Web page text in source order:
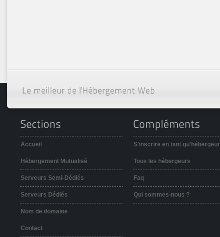
Accueil
Hébergement Mutualisé
Serveurs Semi-Dédiés
Serveurs Dédiés
Nom de domaine
Contact
S'inscrire en tant qu'hébergeur
Tous les hébergeurs
Faq
Qui sommes-nous ?